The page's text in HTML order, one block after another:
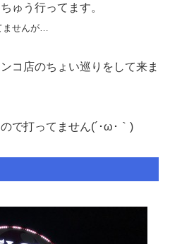
ゅう行ってます。
せんが…
コ店のちょい巡りをして来ま
で打ってません(´･ω･｀)